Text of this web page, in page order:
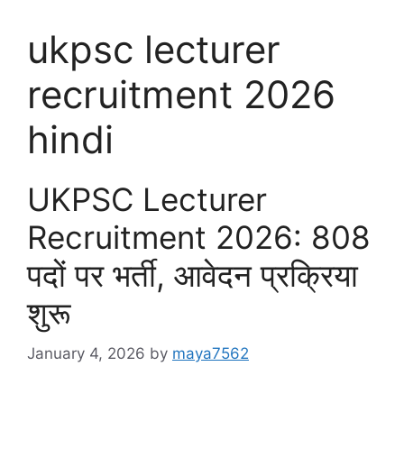
ukpsc lecturer
recruitment 2026
hindi
UKPSC Lecturer
Recruitment 2026: 808
पदों पर भर्ती, आवेदन प्रक्रिया
शुरू
January 4, 2026 by maya7562